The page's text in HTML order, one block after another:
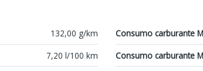
132,00 g/km Consumo carburante
7,20 l/100 km Consumo carburante